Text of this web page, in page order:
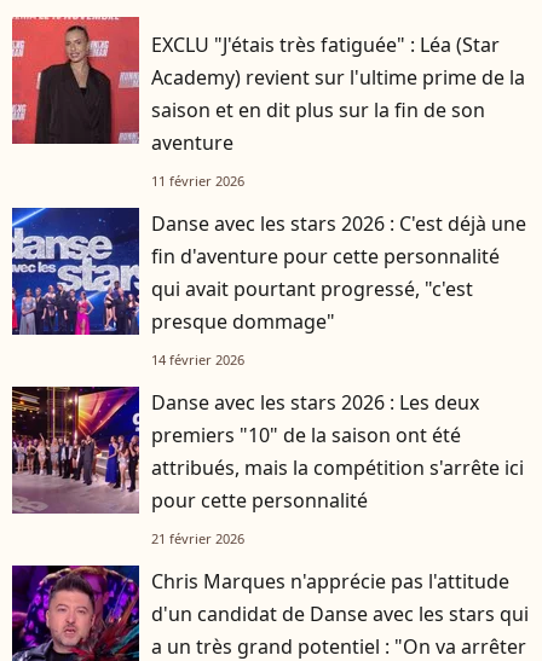
EXCLU "J'étais très fatiguée" : Léa (Star
Academy) revient sur l'ultime prime de la
saison et en dit plus sur la fin de son
aventure
11 février 2026
Danse avec les stars 2026 : C'est déjà une
fin d'aventure pour cette personnalité
qui avait pourtant progressé, "c'est
presque dommage"
14 février 2026
Danse avec les stars 2026 : Les deux
premiers "10" de la saison ont été
attribués, mais la compétition s'arrête ici
pour cette personnalité
21 février 2026
Chris Marques n'apprécie pas l'attitude
d'un candidat de Danse avec les stars qui
a un très grand potentiel : "On va arrêter